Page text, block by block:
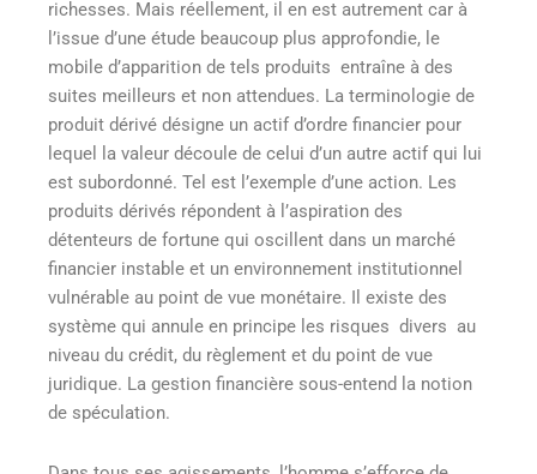
richesses. Mais réellement, il en est autrement car à
l’issue d’une étude beaucoup plus approfondie, le
mobile d’apparition de tels produits entraîne à des
suites meilleurs et non attendues. La terminologie de
produit dérivé désigne un actif d’ordre financier pour
lequel la valeur découle de celui d’un autre actif qui lui
est subordonné. Tel est l’exemple d’une action. Les
produits dérivés répondent à l’aspiration des
détenteurs de fortune qui oscillent dans un marché
financier instable et un environnement institutionnel
vulnérable au point de vue monétaire. Il existe des
système qui annule en principe les risques divers au
niveau du crédit, du règlement et du point de vue
juridique. La gestion financière sous-entend la notion
de spéculation.